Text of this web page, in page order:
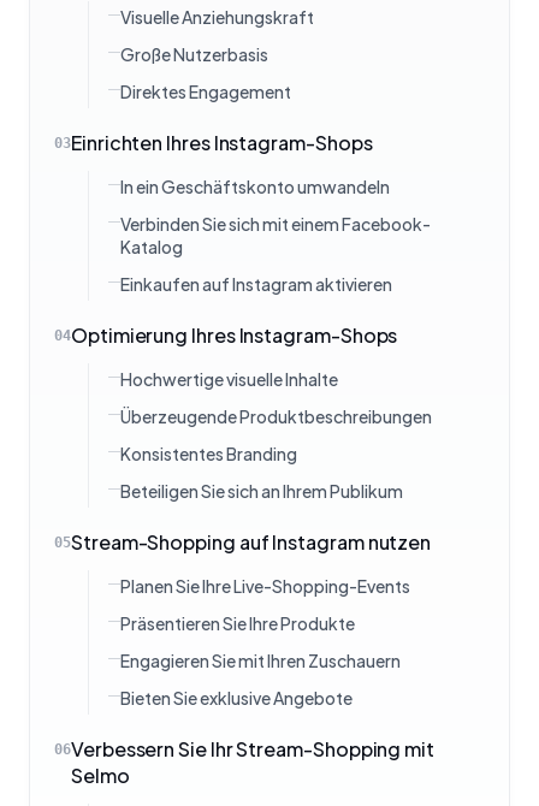
Visuelle Anziehungskraft
Große Nutzerbasis
Direktes Engagement
03Einrichten Ihres Instagram-Shops
In ein Geschäftskonto umwandeln
Verbinden Sie sich mit einem Facebook-
Katalog
Einkaufen auf Instagram aktivieren
04Optimierung Ihres Instagram-Shops
Hochwertige visuelle Inhalte
Überzeugende Produktbeschreibungen
Konsistentes Branding
Beteiligen Sie sich an Ihrem Publikum
05Stream-Shopping auf Instagram nutzen
Planen Sie Ihre Live-Shopping-Events
Präsentieren Sie Ihre Produkte
Engagieren Sie mit Ihren Zuschauern
Bieten Sie exklusive Angebote
06Verbessern Sie Ihr Stream-Shopping mit
Selmo